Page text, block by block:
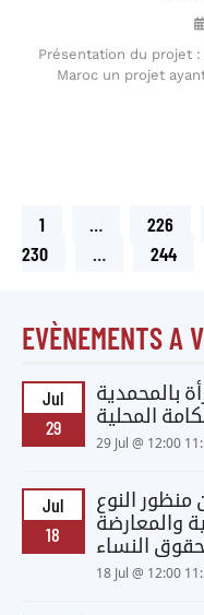
Présentation du projet :
Maroc un projet
1 … 226
230
… 244
EVÈNEMENTS A
Jul
29
بالمحمدية
المحلية
29 Jul @ 12:00
Jul
18
منظور النوع
والمعارضة
النساء
18 Jul @ 12:00